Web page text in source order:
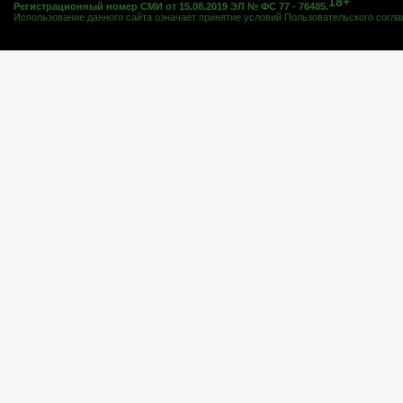
Регистрационный номер СМИ от 15.08.2019 ЭЛ № ФС 77 - 76485.
Использование данного сайта означает принятие условий Пользовательского